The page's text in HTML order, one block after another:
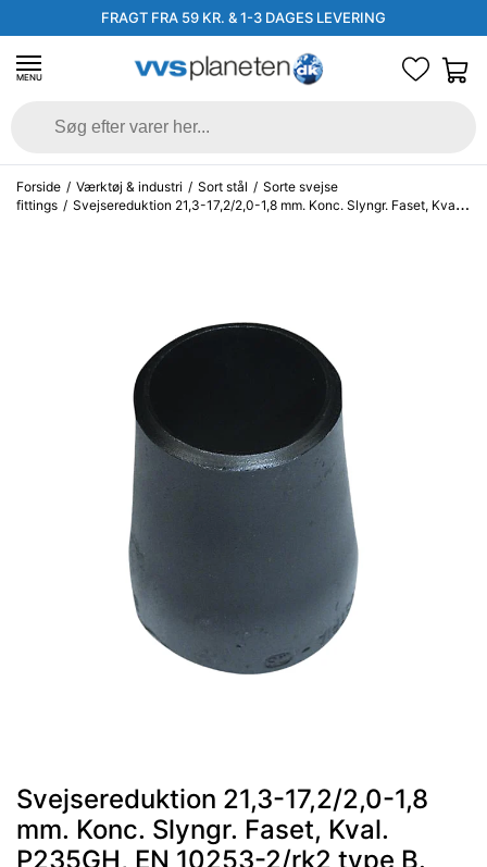
FRAGT FRA 59 KR. & 1-3 DAGES LEVERING
MENU
Forside / Værktøj & industri / Sort stål / Sorte svejse
fittings / Svejsereduktion 21,3-17,2/2,0-1,8 mm. Konc. Slyngr. Faset, Kval.
Svejsereduktion 21,3-17,2/2,0-1,8
mm. Konc. Slyngr. Faset, Kval.
P235GH, EN 10253-2/rk2 type B.